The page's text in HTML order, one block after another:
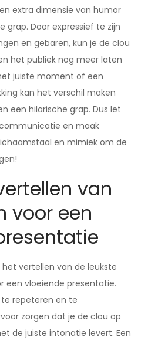
extra dimensie van humor
grap. Door expressief te zijn
en gebaren, kun je de clou
het publiek nog meer laten
juiste moment of een
kan het verschil maken
een hilarische grap. Dus let
en maak
en mimiek om de
van
voor een
vertellen van de leukste
een vloeiende presentatie.
repeteren en te
zorgen dat je de clou op
de juiste intonatie levert. Een